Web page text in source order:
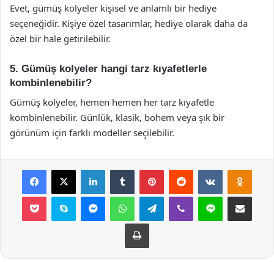
Evet, gümüş kolyeler kişisel ve anlamlı bir hediye
seçeneğidir. Kişiye özel tasarımlar, hediye olarak daha da
özel bir hale getirilebilir.
5. Gümüş kolyeler hangi tarz kıyafetlerle
kombinlenebilir?
Gümüş kolyeler, hemen hemen her tarz kıyafetle
kombinlenebilir. Günlük, klasik, bohem veya şık bir
görünüm için farklı modeller seçilebilir.
Facebook
X LinkedInTumblr PinterestReddit VKontakte
Pocket Skype MessengerWhatsAppTelegramViber Line E-Posta ile
Yazdır